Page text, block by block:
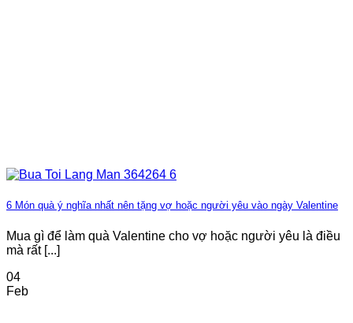
6 Món quà ý nghĩa nhất nên tặng vợ hoặc người yêu vào ngày Valentine
Mua gì để làm quà Valentine cho vợ hoặc người yêu là điều
mà rất [...]
04
Feb